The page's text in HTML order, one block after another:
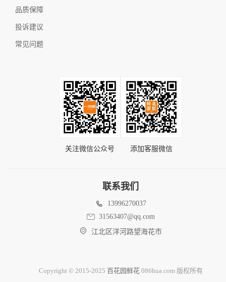
品质保障
投诉建议
常见问题
关注微信公众号 添加客服微信
联系我们
13996270037
31563407@qq.com
江北区洋河路望海花市
Copyright © 2015-2025 百花园鲜花086hua.com 版权所有